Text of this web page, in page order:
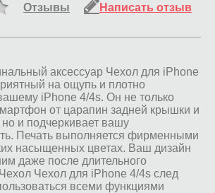
Отзывы Написать отзыв
аксессуар Чехол для iPhone
на ощупь и плотно
iPhone 4/4s. Он не только
от царапин задней крышки и
и подчеркивает вашу
Печать выполняется фирменными
насыщенных цветах. Ваш дизайн
даже после длительного
Чехол для iPhone 4/4s след
всеми функциями